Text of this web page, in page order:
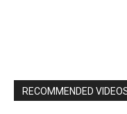
RECOMMENDED